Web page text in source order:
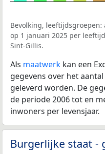
Bevolking,
op 1 januari 2025 per
Sint-Gillis.
Als maatwerk kan een
gegevens over het
geleverd worden. De
de periode 2006 tot en
inwoners per levensjaar.
Burgerlijke staat -